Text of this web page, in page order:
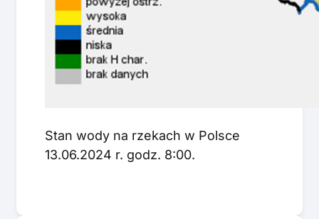
Stan wody na rzekach w Polsce
13.06.2024 r. godz. 8:00.